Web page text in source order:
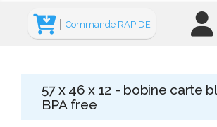
Commande RAPIDE
57 x 46 x 12 - bobine carte
BPA free